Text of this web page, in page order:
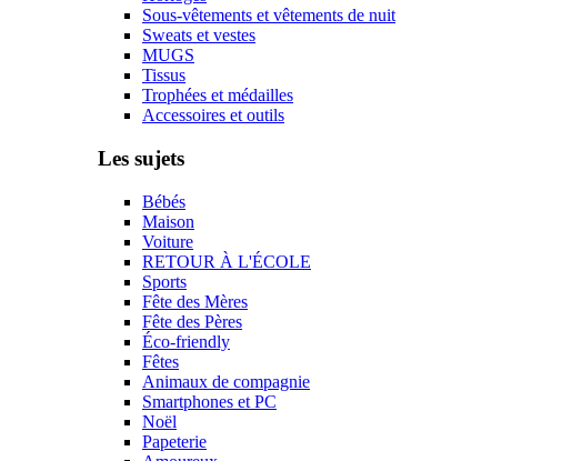
Sous-vêtements et vêtements de nuit
Sweats et vestes
MUGS
Tissus
Trophées et médailles
Accessoires et outils
Les sujets
Bébés
Maison
Voiture
RETOUR À L'ÉCOLE
Sports
Fête des Mères
Fête des Pères
Éco-friendly
Fêtes
Animaux de compagnie
Smartphones et PC
Noël
Papeterie